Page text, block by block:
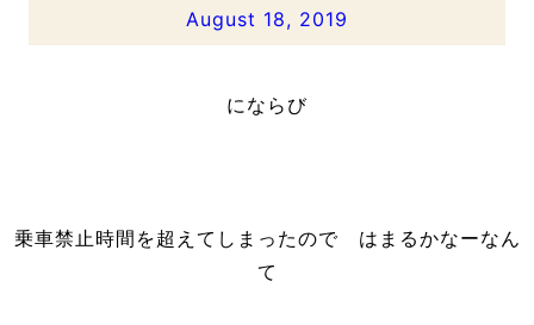
August 18, 2019
にならび
乗車禁止時間を超えてしまったので はまるかなーなん
て